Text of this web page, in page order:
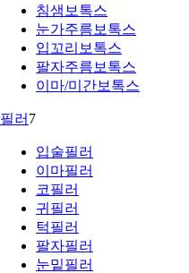
침샘보톡스
눈가주름보톡스
입꼬리보톡스
팔자주름보톡스
이마/미간보톡스
필러 7
입술필러
이마필러
코필러
귀필러
턱필러
팔자필러
눈밑필러